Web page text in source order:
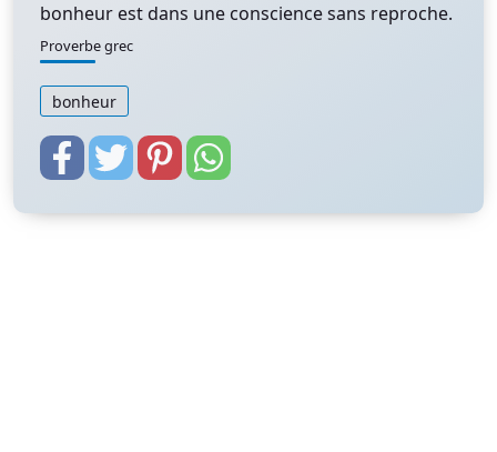
bonheur est dans une conscience sans reproche.
Proverbe grec
bonheur